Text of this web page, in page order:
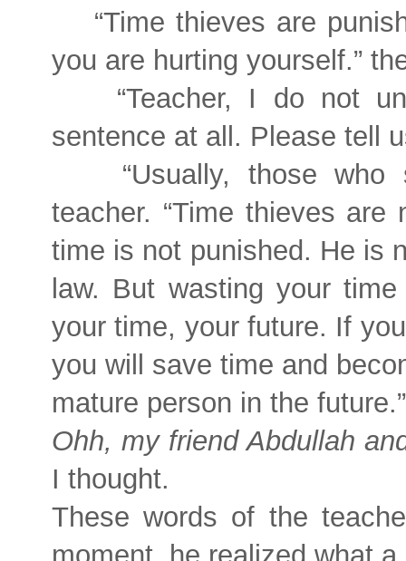
“Time thieves are
you are hurting yourself.”
“Teacher, I do not
sentence at all. Please tell
“Usually, those
teacher. “Time thieves
time is not punished. He is
law. But wasting your
your time, your future. If
you will save time and
mature person in the future.”
Ohh, my friend Abdullah
Ι thought.
These words of the
moment, he realized what